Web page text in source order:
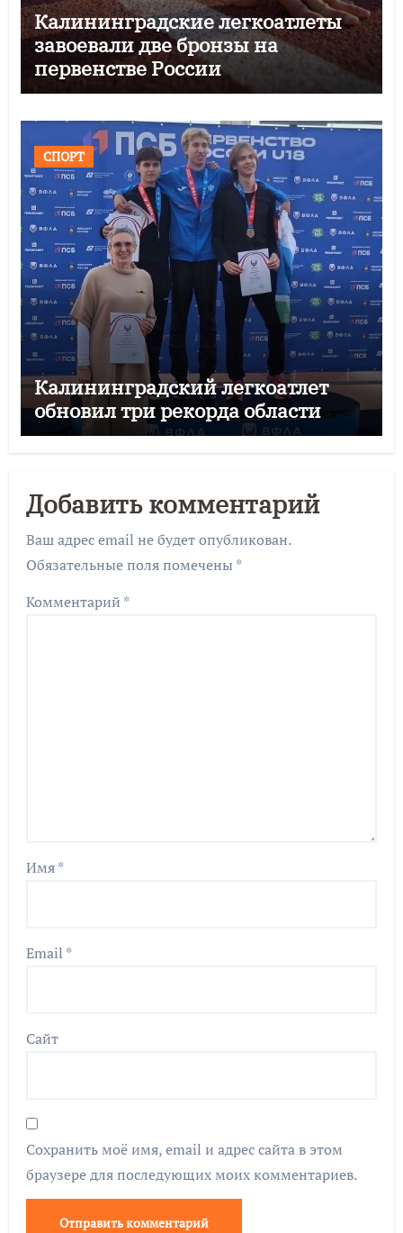
Калининградские легкоатлеты
завоевали две бронзы на
первенстве России
СПОРТ
Калининградский легкоатлет
обновил три рекорда области
Добавить комментарий
Ваш адрес email не будет опубликован.
Обязательные поля помечены *
Комментарий *
Имя*
Email *
Сайт
Сохранить моё имя, email и адрес сайта в этом
браузере для последующих моих комментариев.